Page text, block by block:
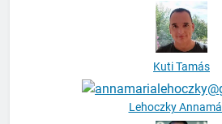
Kuti Tamás
Lehoczky